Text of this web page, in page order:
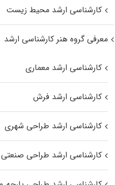
کارشناسی ارشد محیط زیست
معرفی گروه هنر کارشناسی ارشد
کارشناسی ارشد معماری
کارشناسی ارشد فرش
کارشناسی ارشد طراحی شهری
کارشناسی ارشد طراحی صنعتی